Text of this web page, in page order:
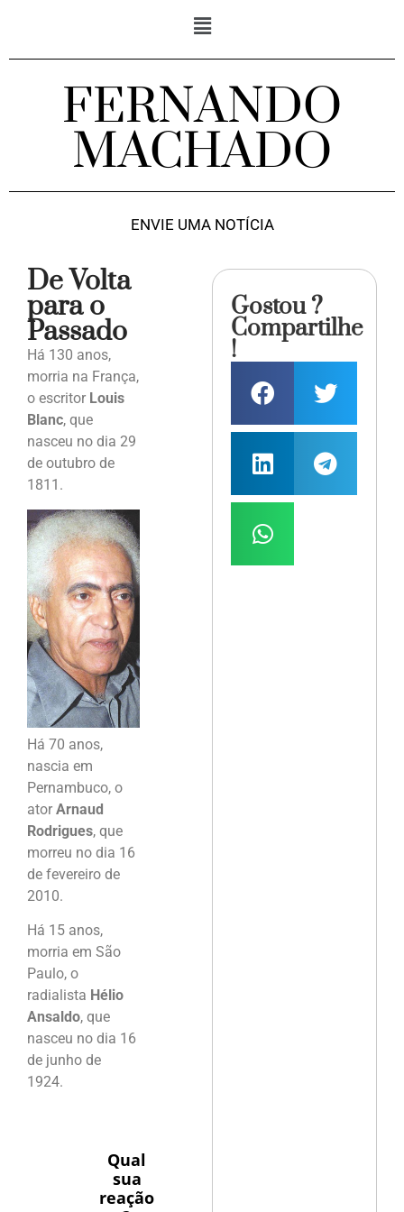
FERNANDO
MACHADO
ENVIE UMA NOTÍCIA
De Volta
para o
Passado
Há 130 anos,
morria na França,
o escritor Louis
Blanc, que
nasceu no dia 29
de outubro de
1811.
Há 70 anos,
nascia em
Pernambuco, o
ator Arnaud
Rodrigues, que
morreu no dia 16
de fevereiro de
2010.
Há 15 anos,
morria em São
Paulo, o
radialista Hélio
Ansaldo, que
nasceu no dia 16
de junho de
1924.
Qual
sua
reação
Gostou ?
Compartilhe
!